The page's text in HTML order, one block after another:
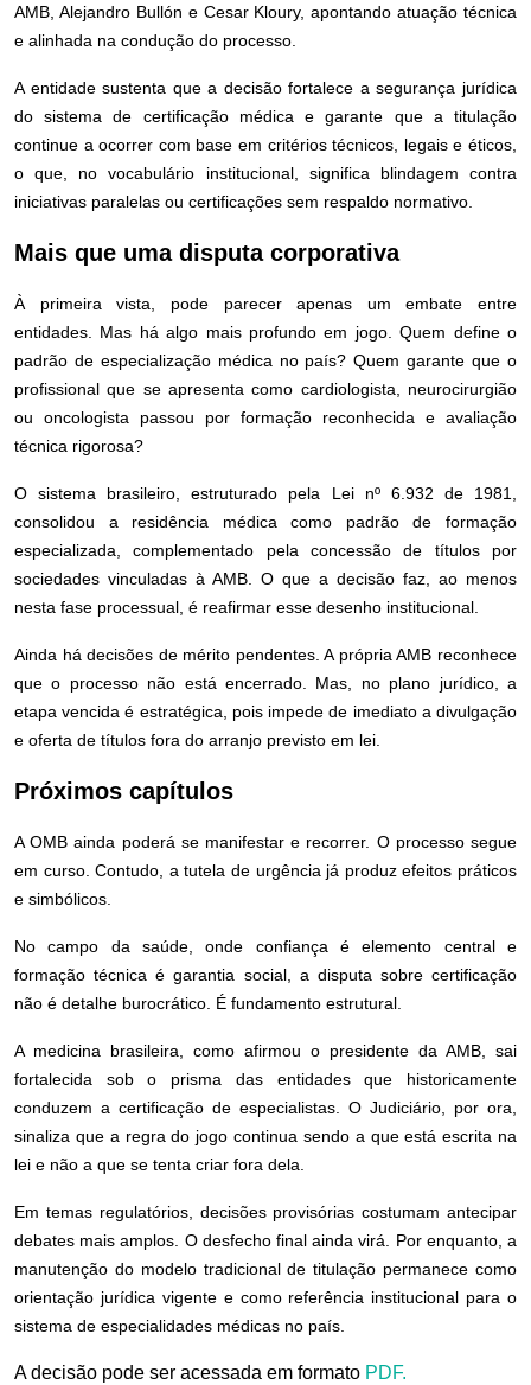
AMB, Alejandro Bullón e Cesar Kloury, apontando atuação técnica
e alinhada na condução do processo.
A entidade sustenta que a decisão fortalece a segurança jurídica
do sistema de certificação médica e garante que a titulação
continue a ocorrer com base em critérios técnicos, legais e éticos,
o que, no vocabulário institucional, significa blindagem contra
iniciativas paralelas ou certificações sem respaldo normativo.
Mais que uma disputa corporativa
À primeira vista, pode parecer apenas um embate entre
entidades. Mas há algo mais profundo em jogo. Quem define o
padrão de especialização médica no país? Quem garante que o
profissional que se apresenta como cardiologista, neurocirurgião
ou oncologista passou por formação reconhecida e avaliação
técnica rigorosa?
O sistema brasileiro, estruturado pela Lei nº 6.932 de 1981,
consolidou a residência médica como padrão de formação
especializada, complementado pela concessão de títulos por
sociedades vinculadas à AMB. O que a decisão faz, ao menos
nesta fase processual, é reafirmar esse desenho institucional.
Ainda há decisões de mérito pendentes. A própria AMB reconhece
que o processo não está encerrado. Mas, no plano jurídico, a
etapa vencida é estratégica, pois impede de imediato a divulgação
e oferta de títulos fora do arranjo previsto em lei.
Próximos capítulos
A OMB ainda poderá se manifestar e recorrer. O processo segue
em curso. Contudo, a tutela de urgência já produz efeitos práticos
e simbólicos.
No campo da saúde, onde confiança é elemento central e
formação técnica é garantia social, a disputa sobre certificação
não é detalhe burocrático. É fundamento estrutural.
A medicina brasileira, como afirmou o presidente da AMB, sai
fortalecida sob o prisma das entidades que historicamente
conduzem a certificação de especialistas. O Judiciário, por ora,
sinaliza que a regra do jogo continua sendo a que está escrita na
lei e não a que se tenta criar fora dela.
Em temas regulatórios, decisões provisórias costumam antecipar
debates mais amplos. O desfecho final ainda virá. Por enquanto, a
manutenção do modelo tradicional de titulação permanece como
orientação jurídica vigente e como referência institucional para o
sistema de especialidades médicas no país.
A decisão pode ser acessada em formato PDF.